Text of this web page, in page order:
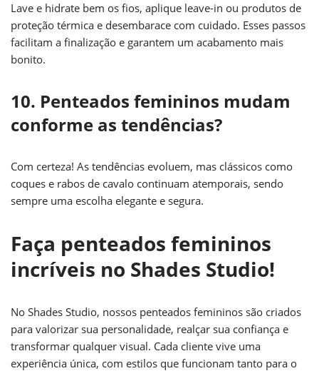
Lave e hidrate bem os fios, aplique leave-in ou produtos de
proteção térmica e desembarace com cuidado. Esses passos
facilitam a finalização e garantem um acabamento mais
bonito.
10. Penteados femininos mudam
conforme as tendências?
Com certeza! As tendências evoluem, mas clássicos como
coques e rabos de cavalo continuam atemporais, sendo
sempre uma escolha elegante e segura.
Faça penteados femininos
incríveis no Shades Studio!
No Shades Studio, nossos penteados femininos são criados
para valorizar sua personalidade, realçar sua confiança e
transformar qualquer visual. Cada cliente vive uma
experiência única, com estilos que funcionam tanto para o